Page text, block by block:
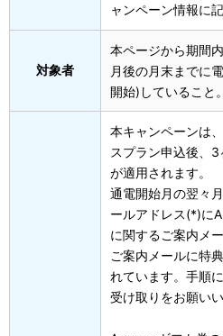
ャンペーン情報に
対象者
本ページから期間
月後の月末までに
開始)していること。
本キャンペーンは
スプラン申込後、
が適用されます。
通電開始月の翌々
ールアドレス(*)に
に関するご案内メ
ご案内メールに特
れています。手順
受け取りをお願いい